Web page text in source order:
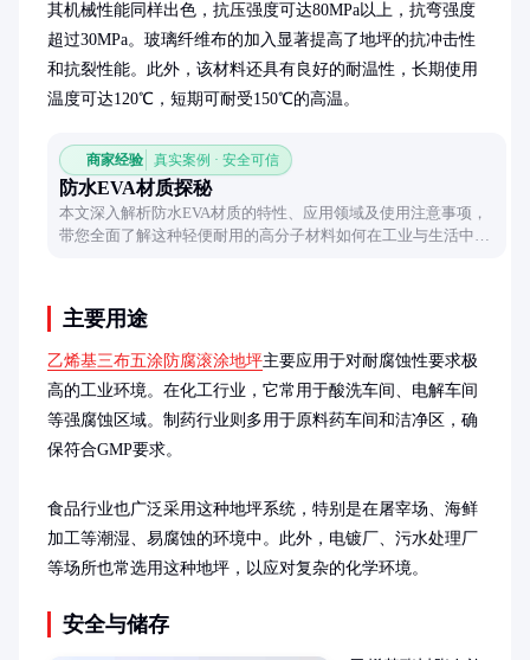
其机械性能同样出色，抗压强度可达80MPa以上，抗弯强度
超过30MPa。玻璃纤维布的加入显著提高了地坪的抗冲击性
和抗裂性能。此外，该材料还具有良好的耐温性，长期使用
温度可达120℃，短期可耐受150℃的高温。
商家经验 真实案例 · 安全可信
防水EVA材质探秘
本文深入解析防水EVA材质的特性、应用领域及使用注意事项，
带您全面了解这种轻便耐用的高分子材料如何在工业与生活中发
主要用途
乙烯基三布五涂防腐滚涂地坪主要应用于对耐腐蚀性要求极
高的工业环境。在化工行业，它常用于酸洗车间、电解车间
等强腐蚀区域。制药行业则多用于原料药车间和洁净区，确
保符合GMP要求。
食品行业也广泛采用这种地坪系统，特别是在屠宰场、海鲜
加工等潮湿、易腐蚀的环境中。此外，电镀厂、污水处理厂
等场所也常选用这种地坪，以应对复杂的化学环境。
安全与储存